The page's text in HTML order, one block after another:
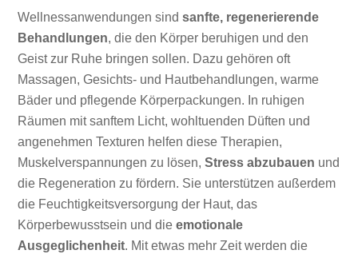
Wellnessanwendungen sindsanfte, regenerierende
Behandlungen, die den Körper beruhigen und den
Geist zur Ruhe bringen sollen. Dazu gehören oft
Massagen, Gesichts- und Hautbehandlungen, warme
Bäder und pflegende Körperpackungen. In ruhigen
Räumen mit sanftem Licht, wohltuenden Düften und
angenehmen Texturen helfen diese Therapien,
Muskelverspannungen zu lösen,Stress abzubauen und
die Regeneration zu fördern. Sie unterstützen außerdem
die Feuchtigkeitsversorgung der Haut, das
Körperbewusstsein und dieemotionale
Ausgeglichenheit. Mit etwas mehr Zeit werden die